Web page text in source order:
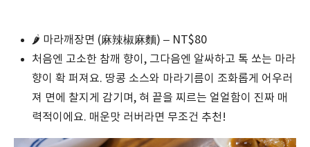
🌶️ 마라깨장면 (麻辣椒麻麵) – NT$80
처음엔 고소한 참깨 향이, 그다음엔 알싸하고 톡 쏘는 마라
향이 확 퍼져요. 땅콩 소스와 마라기름이 조화롭게 어우러
져 면에 찰지게 감기며, 혀 끝을 찌르는 얼얼함이 진짜 매
력적이에요. 매운맛 러버라면 무조건 추천!